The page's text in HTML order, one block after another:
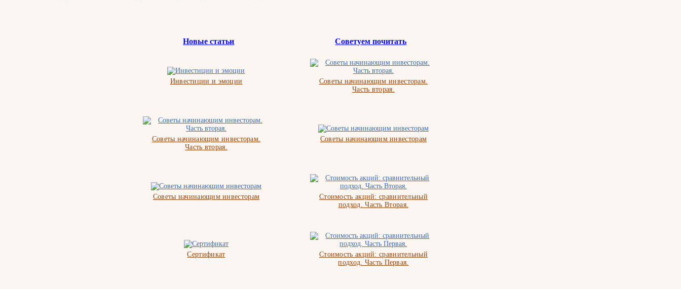
Новые статьи Советуем почитать
Инвестиции и эмоции
Советы начинающим инвесторам.
Часть вторая.
Советы начинающим инвесторам.
Часть вторая.
Советы начинающим инвесторам
Советы начинающим инвесторам
Стоимость акций: сравнительный
подход. Часть Вторая.
Сертификат
Стоимость акций: сравнительный
подход. Часть Первая.